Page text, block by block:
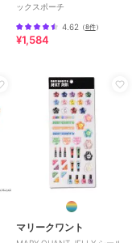
ックスポーチ
4.62 （8件）
¥1,584
マリークワント